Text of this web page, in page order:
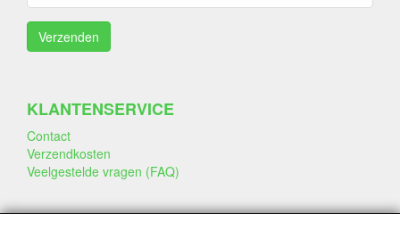
KLANTENSERVICE
Contact
Verzendkosten
Veelgestelde vragen (FAQ)